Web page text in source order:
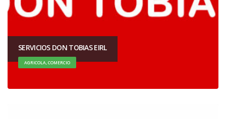
SERVICIOS DON TOBIAS EIRL
AGRICOLA, COMERCIO